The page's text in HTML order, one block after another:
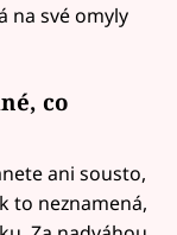
na své omyly
co
ani sousto,
to neznamená,